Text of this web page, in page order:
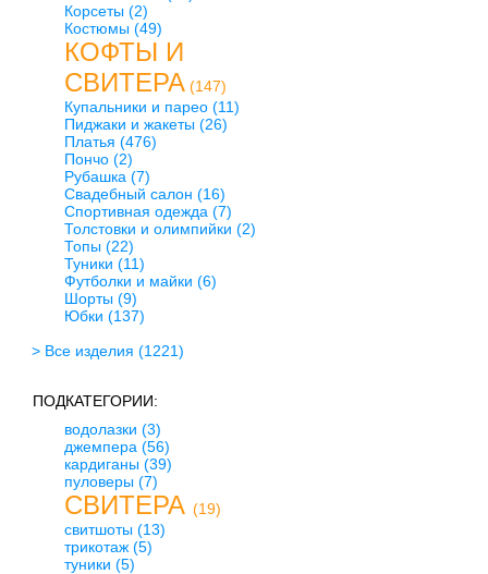
Корсеты (2)
Костюмы (49)
КОФТЫ И
СВИТЕРА (147)
Купальники и парео (11)
Пиджаки и жакеты (26)
Платья (476)
Пончо (2)
Рубашка (7)
Свадебный салон (16)
Спортивная одежда (7)
Толстовки и олимпийки (2)
Топы (22)
Туники (11)
Футболки и майки (6)
Шорты (9)
Юбки (137)
> Все изделия (1221)
ПОДКАТЕГОРИИ:
водолазки (3)
джемпера (56)
кардиганы (39)
пуловеры (7)
СВИТЕРА (19)
свитшоты (13)
трикотаж (5)
туники (5)